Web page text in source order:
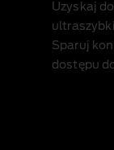
Uzyskaj
Sparuj
dostępu